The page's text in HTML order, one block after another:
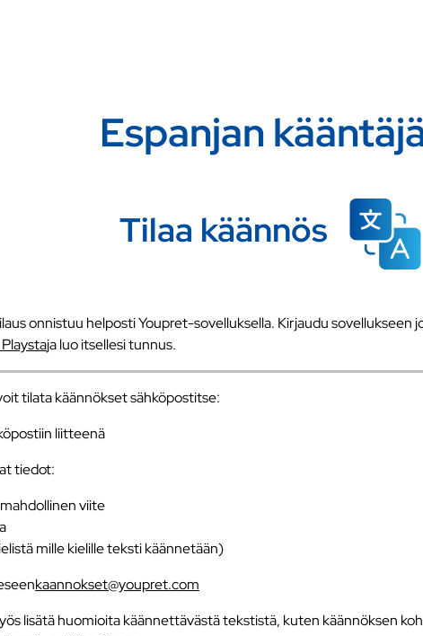
Espanjan
Tilaa käännös
onnistuu helposti Youpret-sovelluksella. Kirjaudu sovellukseen
ja luo itsellesi tunnus.
tilata käännökset sähköpostitse:
liitteenä
tiedot:
viite
mille kielille teksti käännetään)
kaannokset@youpret.com
lisätä huomioita käännettävästä tekstistä, kuten käännöksen